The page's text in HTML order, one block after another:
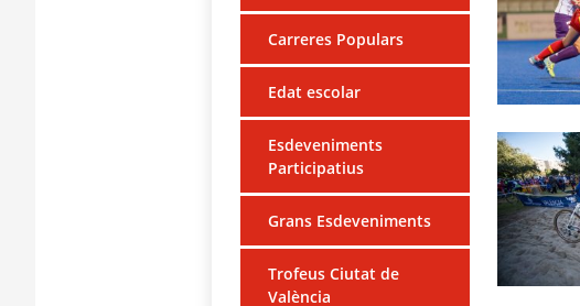
Carreres Populars
Edat escolar
Esdeveniments
Participatius
Grans Esdeveniments
Trofeus Ciutat de
València